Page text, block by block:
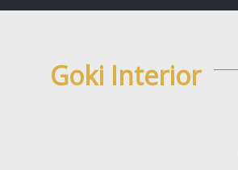
Goki Interior